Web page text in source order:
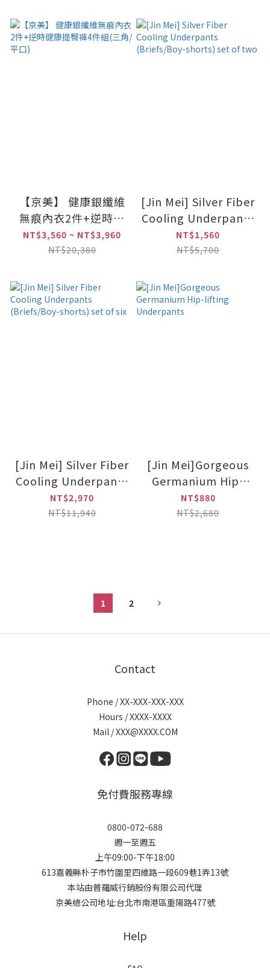
【京美】 健康銀纖維
無痕內衣2件+逆時健
康提臀褲4件組(三角/
平口)
NT$3,560 ~ NT$3,960
NT$20,380
[Jin Mei] Silver Fiber
Cooling Underpants
(Briefs/Boy-shorts)
set of two
NT$1,560
NT$5,700
[Jin Mei] Silver Fiber
Cooling Underpants
(Briefs/Boy-shorts)
set of six
NT$2,970
NT$11,940
[Jin Mei]Gorgeous
Germanium Hip-
lifting Underpants
NT$880
NT$2,680
1 2
Contact
Phone / XX-XXX-XXX-XXX
Hours / XXXX-XXXX
Mail / XXX@XXXX.COM
免付費服務專線
0800-072-688
週一至週五
上午09:00-下午18:00
613嘉義縣朴子市竹圍里四維路一段609巷1弄13號
本站由普羅威行銷股份有限公司代理
京美總公司地址:台北市南港區重陽路477號
Help